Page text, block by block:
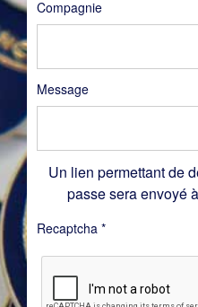
Compagnie
Message
Un lien permettant de
passe sera envoyé
Recaptcha *